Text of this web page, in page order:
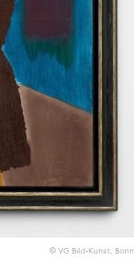
© VG Bild-Kunst, Bonn